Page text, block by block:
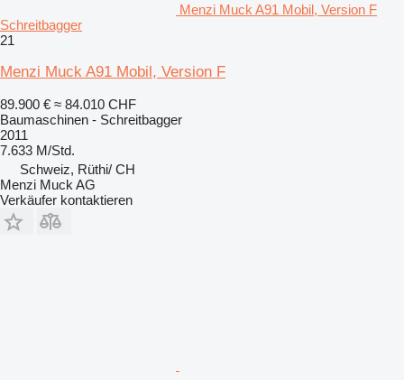
Menzi Muck A91 Mobil, Version F
Schreitbagger
21
Menzi Muck A91 Mobil, Version F
89.900 € ≈ 84.010 CHF
Baumaschinen - Schreitbagger
2011
7.633 M/Std.
Schweiz, Rüthi/ CH
Menzi Muck AG
Verkäufer kontaktieren